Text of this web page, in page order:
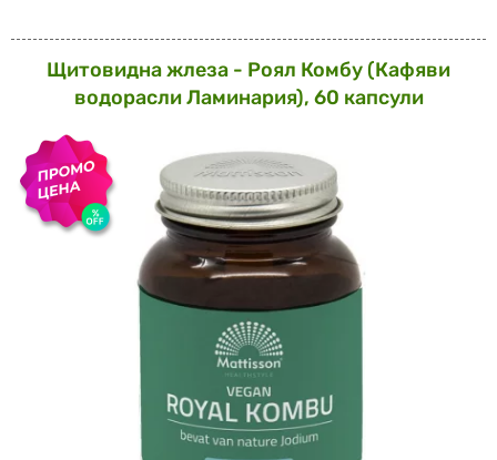
Щитовидна жлеза - Роял Комбу (Кафяви
водорасли Ламинария), 60 капсули